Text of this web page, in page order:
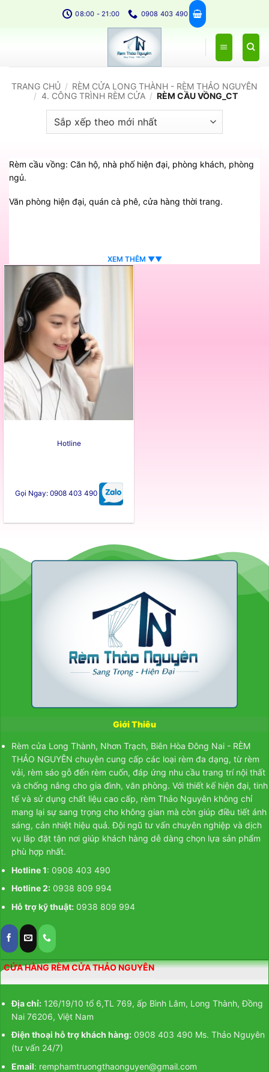
08:00 - 21:00 0908 403 490
TRANG CHỦ / RÈM CỬA LONG THÀNH - RÈM THẢO NGUYÊN
/ 4. CÔNG TRÌNH RÈM CỬA / RÈM CẦU VỒNG_CT
Rèm cầu vồng: Căn hộ, nhà phố hiện đại, phòng khách, phòng
ngủ.
Văn phòng hiện đại, quán cà phê, cửa hàng thời trang.
XEM THÊM ▼▼
Hotline
Gọi Ngay: 0908 403 490
Giới Thiêu
Rèm cửa Long Thành, Nhơn Trạch, Biên Hòa Đông Nai - RÈM
THẢO NGUYÊN chuyên cung cấp các loại rèm đa dạng, từ rèm
vải, rèm sáo gỗ đến rèm cuốn, đáp ứng nhu cầu trang trí nội thất
và chống nắng cho gia đình, văn phòng. Với thiết kế hiện đại, tinh
tế và sử dụng chất liệu cao cấp, rèm Thảo Nguyên không chỉ
mang lại sự sang trọng cho không gian mà còn giúp điều tiết ánh
sáng, cản nhiệt hiệu quả. Đội ngũ tư vấn chuyên nghiệp và dịch
vụ lắp đặt tận nơi giúp khách hàng dễ dàng chọn lựa sản phẩm
phù hợp nhất.
Hotline 1: 0908 403 490
Hotline 2: 0938 809 994
Hỗ trợ kỹ thuật: 0938 809 994
CỬA HÀNG RÈM CỬA THẢO NGUYÊN
Địa chỉ: 126/19/10 tổ 6,TL 769, ấp Bình Lâm, Long Thành, Đồng
Nai 76206, Việt Nam
Điện thoại hỗ trợ khách hàng: 0908 403 490 Ms. Thảo Nguyên
(tư vấn 24/7)
Email: remphamtruongthaonguyen@gmail.com